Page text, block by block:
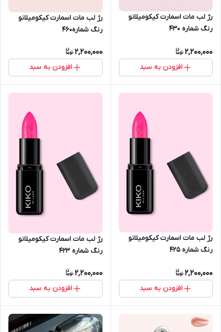
رژ لب مات اسمارت کیکومیلانو
رنگ شماره 430
2,200,000
افزودن به سبد
رژ لب مات اسمارت کیکومیلانو
رنگ شماره460
2,200,000
افزودن به سبد
رژ لب مات اسمارت کیکومیلانو
رنگ شماره 425
2,200,000
افزودن به سبد
رژ لب مات اسمارت کیکومیلانو
رنگ شماره 423
2,200,000
افزودن به سبد